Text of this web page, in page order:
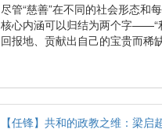
尽管“慈善”在不同的社会形态和
核心内涵可以归结为两个字——“
回报地、贡献出自己的宝贵而稀
【任锋】共和的政教之维：梁